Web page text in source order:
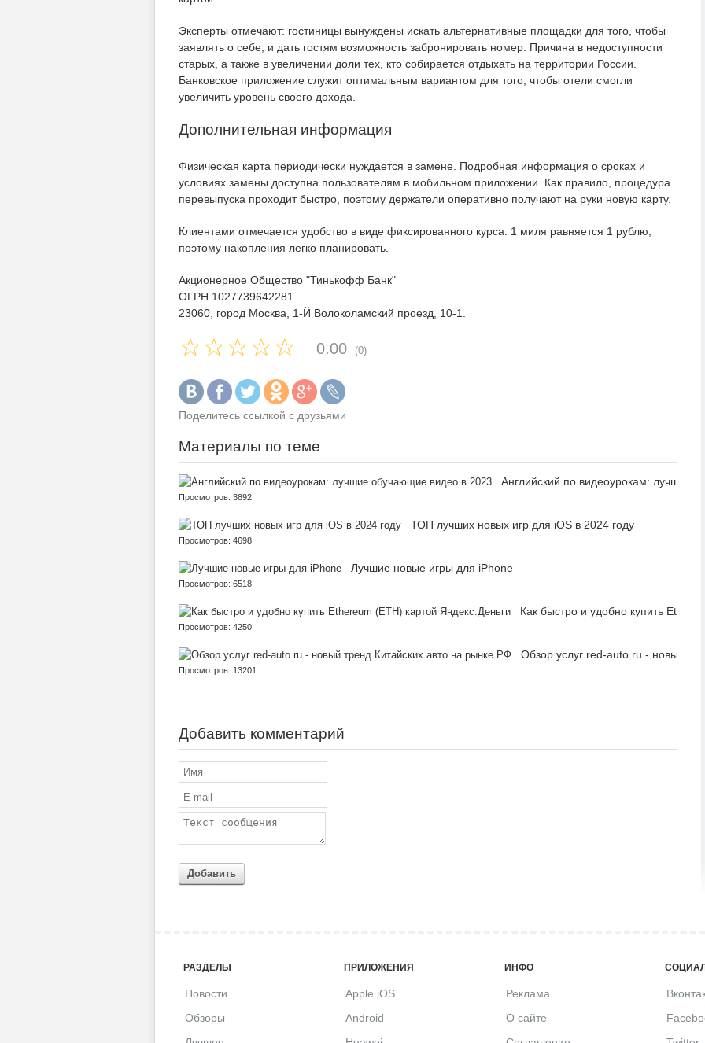
Эксперты отмечают: гостиницы вынуждены искать альтернативные площадки для того, чтобы
заявлять о себе, и дать гостям возможность забронировать номер. Причина в недоступности
старых, а также в увеличении доли тех, кто собирается отдыхать на территории России.
Банковское приложение служит оптимальным вариантом для того, чтобы отели смогли
увеличить уровень своего дохода.
Дополнительная информация
Физическая карта периодически нуждается в замене. Подробная информация о сроках и
условиях замены доступна пользователям в мобильном приложении. Как правило, процедура
перевыпуска проходит быстро, поэтому держатели оперативно получают на руки новую карту.
Клиентами отмечается удобство в виде фиксированного курса: 1 миля равняется 1 рублю,
поэтому накопления легко планировать.
Акционерное Общество "Тинькофф Банк"
ОГРН 1027739642281
23060, город Москва, 1-Й Волоколамский проезд, 10-1.
0.00 (0)
Поделитесь ссылкой с друзьями
Материалы по теме
Английский по видеоурокам: лучшие
Просмотров: 3892
ТОП лучших новых игр для iOS в 2024 году
Просмотров: 4698
Лучшие новые игры для iPhone
Просмотров: 6518
Как быстро и удобно купить
Просмотров: 4250
Обзор услуг red-auto.ru - новый
Просмотров: 13201
Добавить комментарий
Добавить
РАЗДЕЛЫ
Новости
Обзоры
ПРИЛОЖЕНИЯ
Apple iOS
Android
ИНФО
Реклама
О сайте